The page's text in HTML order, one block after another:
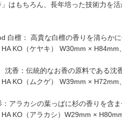
はもちろん、長年培った技術力を
白檀： 高貴な白檀の香りを清らかに
HA KO（ケヤキ） W30mm ×
香：伝統的なお香の原料である沈
HA KO（ムクゲ） W39mm ×
アラカシの葉っぱに杉の香りを含
HA KO（アラカシ）W29mm ×